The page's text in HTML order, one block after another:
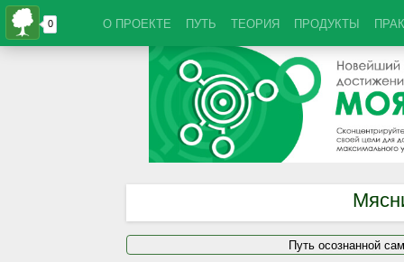
О ПРОЕКТЕ ПУТЬ ТЕОРИЯ ПРОДУКТЫ
Путь осознанной